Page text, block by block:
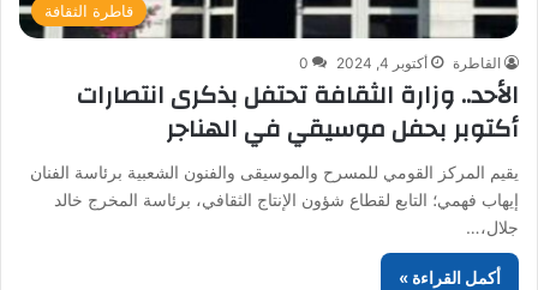
قاطرة الثقافة
القاطرة أكتوبر 4, 2024 0
الأحد.. وزارة الثقافة تحتفل بذكرى انتصارات
أكتوبر بحفل موسيقي في الهناجر
يقيم المركز القومي للمسرح والموسيقى والفنون الشعبية برئاسة الفنان
إيهاب فهمي؛ التابع لقطاع شؤون الإنتاج الثقافي، برئاسة المخرج خالد
جلال،…
أكمل القراءة »